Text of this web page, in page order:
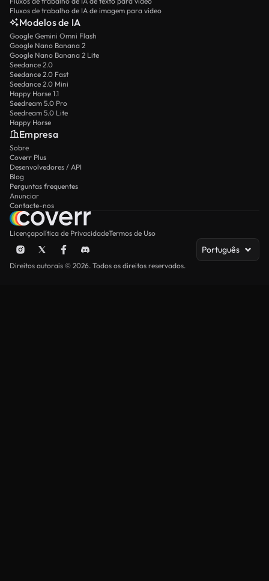
Fluxos de trabalho de IA de imagem para vídeo
Modelos de IA
Google Gemini Omni Flash
Google Nano Banana 2
Google Nano Banana 2 Lite
Seedance 2.0
Seedance 2.0 Fast
Seedance 2.0 Mini
Happy Horse 1.1
Seedream 5.0 Pro
Seedream 5.0 Lite
Happy Horse
Empresa
Sobre
Coverr Plus
Desenvolvedores / API
Blog
Perguntas frequentes
Anunciar
Contacte-nos
Licençapolítica de PrivacidadeTermos de Uso
Português
Direitos autorais © 2026. Todos os direitos reservados.